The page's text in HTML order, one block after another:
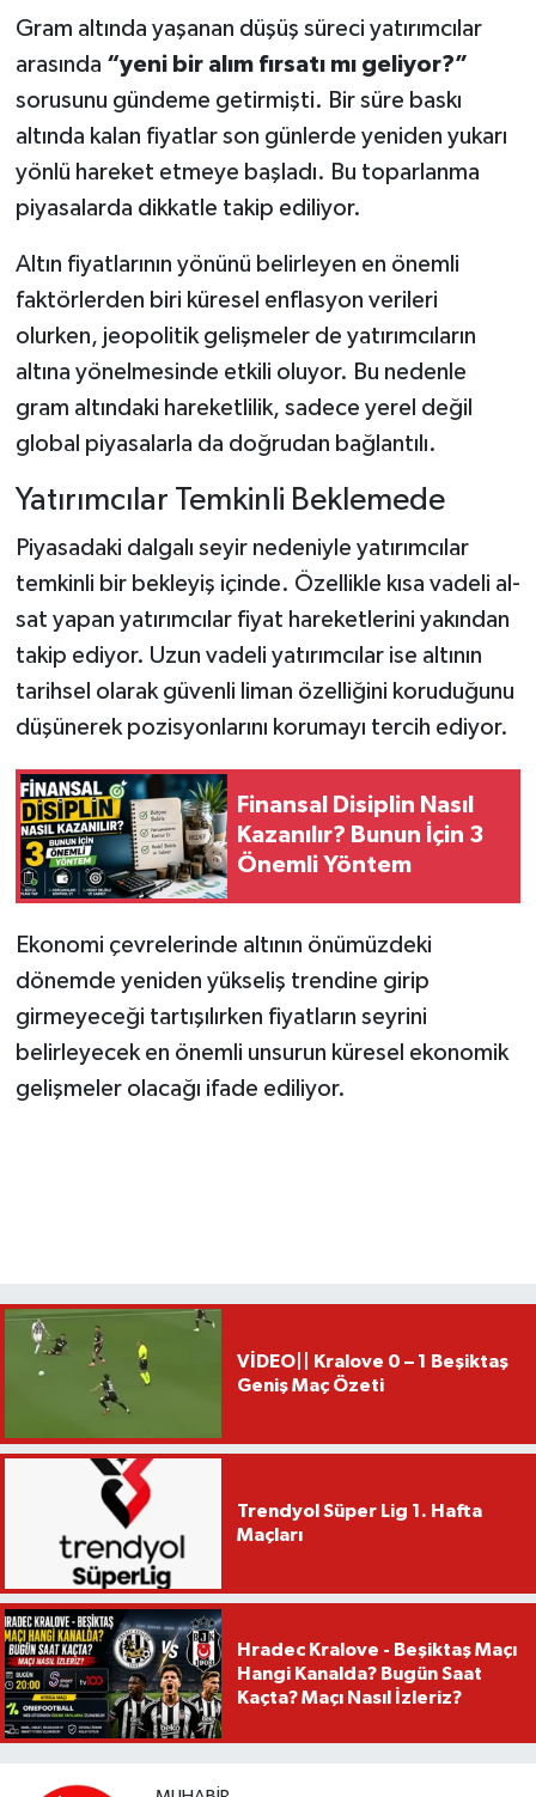
Gram altında yaşanan düşüş süreci yatırımcılar
arasında “yeni bir alım fırsatı mı geliyor?”
sorusunu gündeme getirmişti. Bir süre baskı
altında kalan fiyatlar son günlerde yeniden yukarı
yönlü hareket etmeye başladı. Bu toparlanma
piyasalarda dikkatle takip ediliyor.
Altın fiyatlarının yönünü belirleyen en önemli
faktörlerden biri küresel enflasyon verileri
olurken, jeopolitik gelişmeler de yatırımcıların
altına yönelmesinde etkili oluyor. Bu nedenle
gram altındaki hareketlilik, sadece yerel değil
global piyasalarla da doğrudan bağlantılı.
Yatırımcılar Temkinli Beklemede
Piyasadaki dalgalı seyir nedeniyle yatırımcılar
temkinli bir bekleyiş içinde. Özellikle kısa vadeli al-
sat yapan yatırımcılar fiyat hareketlerini yakından
takip ediyor. Uzun vadeli yatırımcılar ise altının
tarihsel olarak güvenli liman özelliğini koruduğunu
düşünerek pozisyonlarını korumayı tercih ediyor.
Finansal Disiplin Nasıl
Kazanılır? Bunun İçin 3
Önemli Yöntem
Ekonomi çevrelerinde altının önümüzdeki
dönemde yeniden yükseliş trendine girip
girmeyeceği tartışılırken fiyatların seyrini
belirleyecek en önemli unsurun küresel ekonomik
gelişmeler olacağı ifade ediliyor.
VİDEO|| Kralove 0 – 1 Beşiktaş
Geniş Maç Özeti
Trendyol Süper Lig 1. Hafta
Maçları
Hradec Kralove - Beşiktaş Maçı
Hangi Kanalda? Bugün Saat
Kaçta? Maçı Nasıl İzleriz?